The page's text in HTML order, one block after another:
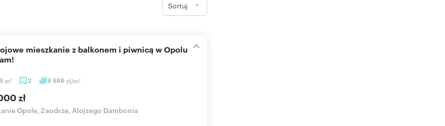
Sortuj
m2 2 9 686zł/m2
zł
Opole, Zaodrze, Alojzego Dambonia